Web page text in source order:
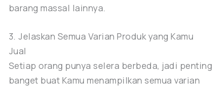
barang massal lainnya.
3. Jelaskan Semua Varian Produk yang Kamu
Jual
Setiap orang punya selera berbeda, jadi penting
banget buat Kamu menampilkan semua varian